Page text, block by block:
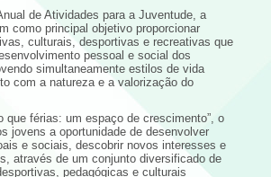
de Atividades para a Juventude, a
como principal objetivo proporcionar
culturais, desportivas e recreativas que
pessoal e social dos
simultaneamente estilos de vida
com a natureza e a valorização do
que férias: um espaço de crescimento”, o
jovens a oportunidade de desenvolver
e sociais, descobrir novos interesses e
através de um conjunto diversificado de
pedagógicas e culturais